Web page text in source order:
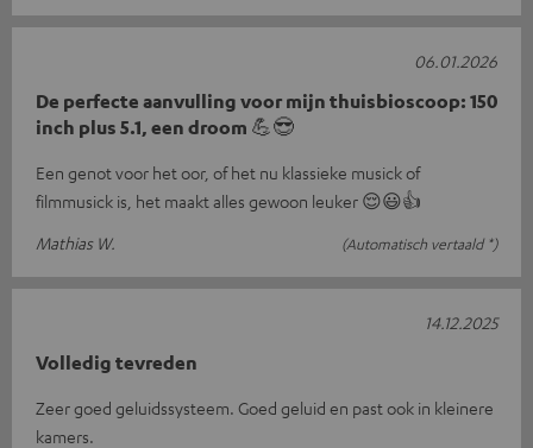
De perfecte aanvulling voor mijn thuisbioscoop: 150
inch plus 5.1, een droom 💪😎
Een genot voor het oor, of het nu klassieke musick of
filmmusick is, het maakt alles gewoon leuker 😌😃👍
Mathias W.
(Automatisch vertaald *)
06.01.2026
Volledig tevreden
Zeer goed geluidssysteem. Goed geluid en past ook in kleinere
kamers.
14.12.2025